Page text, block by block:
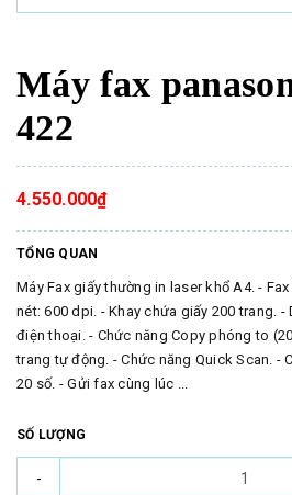
Máy fax
422
4.550.000₫
TỔNG QUAN
Máy Fax giấy thường in laser khổ A4. -
nét: 600 dpi. - Khay chứa giấy 200 trang. -
điện thoại. - Chức năng Copy phóng to
trang tự động. - Chức năng Quick Scan. -
20 số. - Gửi fax cùng lúc ...
SỐ LƯỢNG
-